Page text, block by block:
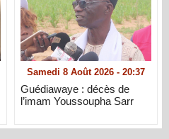
Samedi 8 Août 2026 - 20:37
Guédiawaye : décès de
l’imam Youssoupha Sarr